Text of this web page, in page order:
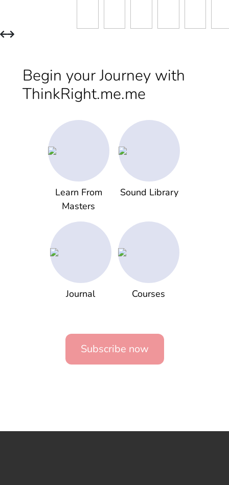
Begin your Journey with
ThinkRight.me.me
Learn From
Masters
Sound Library
Journal Courses
Subscribe now